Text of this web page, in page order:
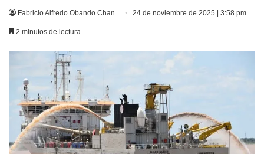
Fabricio Alfredo Obando Chan 24 de noviembre de 2025 | 3:58 pm
2 minutos de lectura